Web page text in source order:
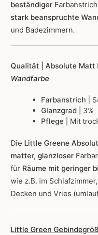
beständiger Farbanstrich
stark beanspruchte
und Badezimmern.
Qualität | Absolute Matt
Wandfarbe
Farbanstrich |
Glanzgrad | 3%
Pflege | Mit
Die Little Greene
matter, glanzloser
für Räume mit geringer
wie z.B. im
Decken und Vries
Little Green